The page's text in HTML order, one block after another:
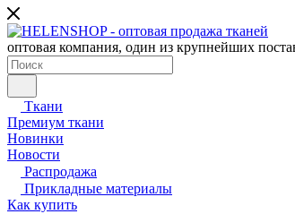
оптовая компания, один из крупнейших
Ткани
Премиум ткани
Новинки
Новости
Распродажа
Прикладные материалы
Как купить